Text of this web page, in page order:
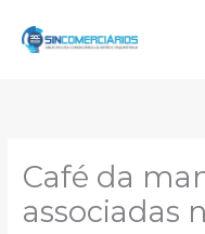
para
Café da
associadas